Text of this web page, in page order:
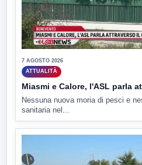
7 AGOSTO 2026
ATTUALITÀ
Miasmi e Calore, l'ASL parla
Nessuna nuova moria di pesci e
sanitaria nel...